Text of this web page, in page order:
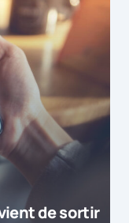
de sortir